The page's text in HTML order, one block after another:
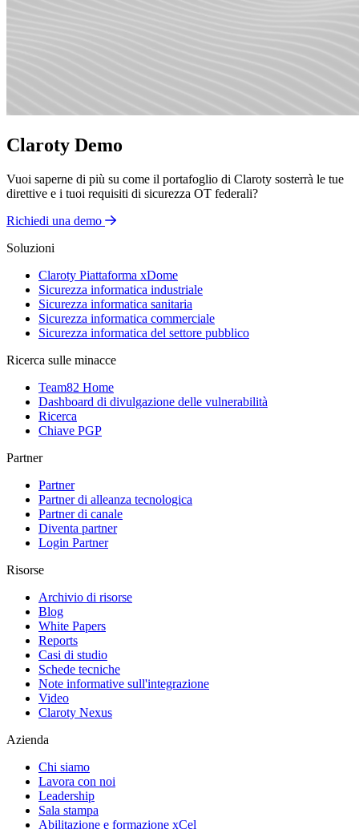
Claroty Demo
Vuoi saperne di più su come il portafoglio di Claroty sosterrà le tue
direttive e i tuoi requisiti di sicurezza OT federali?
Richiedi una demo
Soluzioni
Claroty Piattaforma xDome
Sicurezza informatica industriale
Sicurezza informatica sanitaria
Sicurezza informatica commerciale
Sicurezza informatica del settore pubblico
Ricerca sulle minacce
Team82 Home
Dashboard di divulgazione delle vulnerabilità
Ricerca
Chiave PGP
Partner
Partner
Partner di alleanza tecnologica
Partner di canale
Diventa partner
Login Partner
Risorse
Archivio di risorse
Blog
White Papers
Reports
Casi di studio
Schede tecniche
Note informative sull'integrazione
Video
Claroty Nexus
Azienda
Chi siamo
Lavora con noi
Leadership
Sala stampa
Abilitazione e formazione xCel